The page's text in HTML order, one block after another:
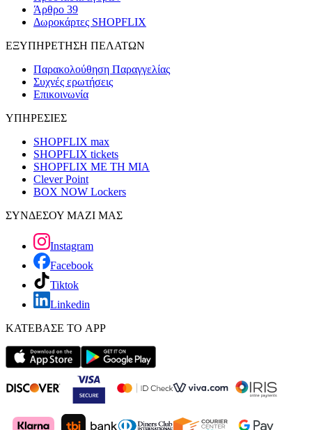
Άρθρο 39
Δωροκάρτες SHOPFLIX
ΕΞΥΠΗΡΕΤΗΣΗ ΠΕΛΑΤΩΝ
Παρακολούθηση Παραγγελίας
Συχνές ερωτήσεις
Επικοινωνία
ΥΠΗΡΕΣΙΕΣ
SHOPFLIX max
SHOPFLIX tickets
SHOPFLIX ΜΕ ΤΗ ΜΙΑ
Clever Point
BOX NOW Lockers
ΣΥΝΔΕΣΟΥ ΜΑΖΙ ΜΑΣ
Instagram
Facebook
Tiktok
Linkedin
ΚΑΤΕΒΑΣΕ ΤΟ APP